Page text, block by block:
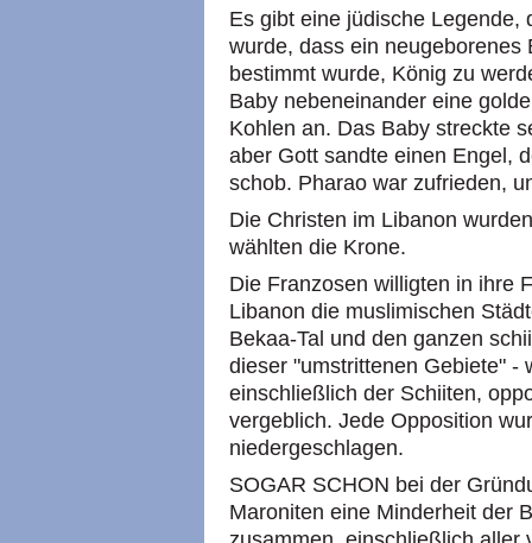
Es gibt eine jüdische Legende,
wurde, dass ein
bestimmt wurde, König zu
Baby nebeneinander eine
Kohlen an. Das Baby streckte
aber Gott sandte einen Engel,
schob. Pharao war zufrieden,
Die Christen im Libanon
wählten die Krone.
Die Franzosen willigten in ihre
Libanon die muslimischen
Bekaa-Tal und den ganzen
dieser "umstrittenen Gebiete" -
einschließlich der Schiiten,
vergeblich. Jede Opposition
niedergeschlagen.
SOGAR SCHON bei der
Maroniten eine Minderheit der